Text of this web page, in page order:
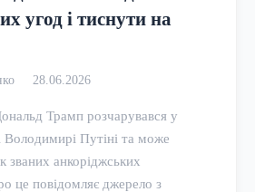
угод і тиснути на
28.06.2026
Трамп розчарувався у
Володимирі Путіні та може
званих анкоріджських
це повідомляє джерело з